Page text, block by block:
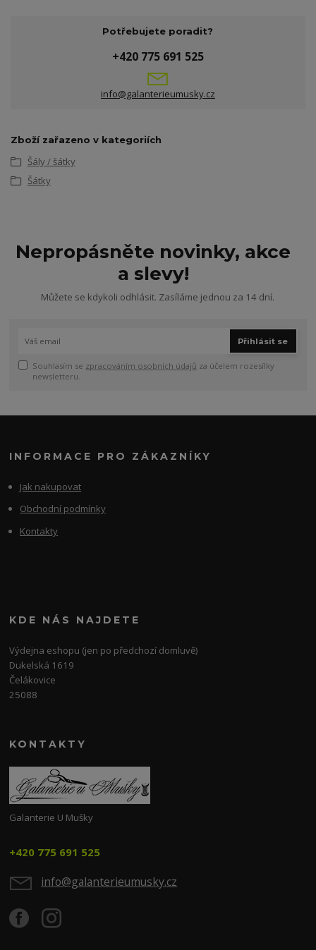
Potřebujete poradit?
+420 775 691 525
info@galanterieumusky.cz
Zboží zařazeno v kategoriích
Šály / šátky
Šátky
Nepropásněte novinky, akce
a slevy!
Můžete se kdykoli odhlásit. Zasíláme jednou za 14 dní.
Přihlásit se
Souhlasím se zpracováním osobních údajů za účelem rozesílky
newsletteru.
INFORMACE PRO ZÁKAZNÍKY
Jak nakupovat
Obchodní podmínky
Kontakty
KDE NÁS NAJDETE
Výdejna eshopu (jen po předchozí domluvě)
Dukelská 1619
Čelákovice
25088
KONTAKTY
Galanterie U Mušky
+420 775 691 525
info@galanterieumusky.cz